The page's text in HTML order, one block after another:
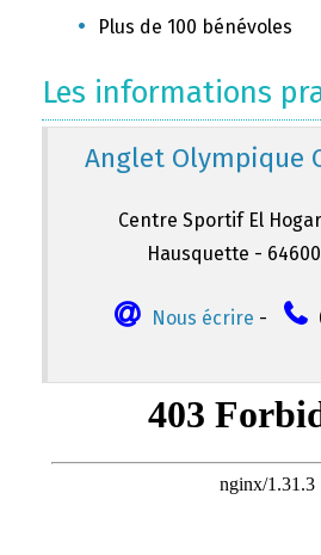
Plus de 100 bénévoles
Les informations
Anglet Olympique
Centre Sportif El
Hausquette - 64600
Nous écrire -